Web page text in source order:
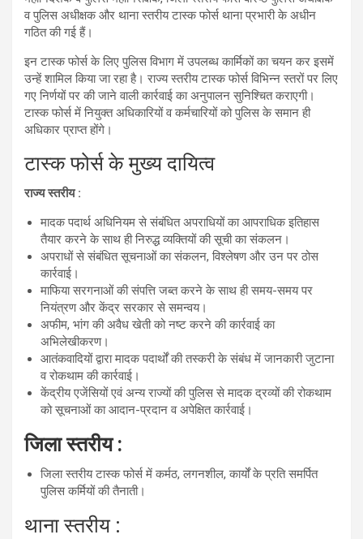
व पुलिस अधीक्षक और थाना स्तरीय टास्क फोर्स थाना प्रभारी के अधीन
गठित की गई हैं।
इन टास्क फोर्स के लिए पुलिस विभाग में उपलब्ध कार्मिकों का चयन कर इसमें
उन्हें शामिल किया जा रहा है। राज्य स्तरीय टास्क फोर्स विभिन्न स्तरों पर लिए
गए निर्णयों पर की जाने वाली कार्रवाई का अनुपालन सुनिश्चित कराएगी।
टास्क फोर्स में नियुक्त अधिकारियों व कर्मचारियों को पुलिस के समान ही
अधिकार प्राप्त होंगे।
टास्क फोर्स के मुख्य दायित्व
राज्य स्तरीय :
मादक पदार्थ अधिनियम से संबंधित अपराधियों का आपराधिक इतिहास
तैयार करने के साथ ही निरुद्ध व्यक्तियों की सूची का संकलन।
अपराधों से संबंधित सूचनाओं का संकलन, विश्लेषण और उन पर ठोस
कार्रवाई।
माफिया सरगनाओं की संपत्ति जब्त करने के साथ ही समय-समय पर
नियंत्रण और केंद्र सरकार से समन्वय।
अफीम, भांग की अवैध खेती को नष्ट करने की कार्रवाई का
अभिलेखीकरण।
आतंकवादियों द्वारा मादक पदार्थों की तस्करी के संबंध में जानकारी जुटाना
व रोकथाम की कार्रवाई।
केंद्रीय एजेंसियों एवं अन्य राज्यों की पुलिस से मादक द्रव्यों की रोकथाम
को सूचनाओं का आदान-प्रदान व अपेक्षित कार्रवाई।
जिला स्तरीय :
जिला स्तरीय टास्क फोर्स में कर्मठ, लगनशील, कार्यों के प्रति समर्पित
पुलिस कर्मियों की तैनाती।
थाना स्तरीय :